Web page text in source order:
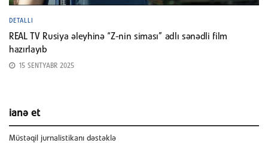
DETALLI
REAL TV Rusiya əleyhinə “Z-nin siması” adlı sənədli film
hazırlayıb
15 SENTYABR 2025
ianə et
Müstəqil jurnalistikanı dəstəklə